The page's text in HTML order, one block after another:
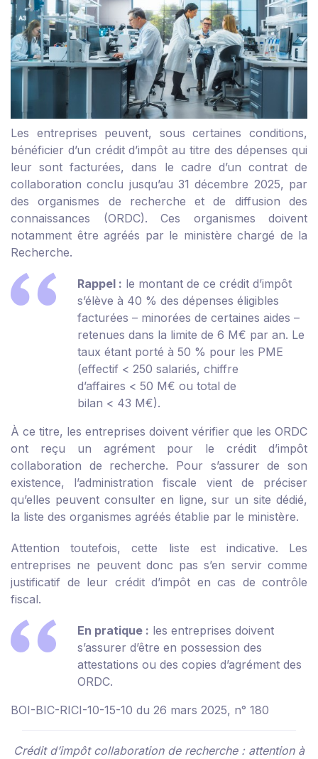
Les entreprises peuvent, sous certaines conditions,
bénéficier d’un crédit d’impôt au titre des dépenses qui
leur sont facturées, dans le cadre d’un contrat de
collaboration conclu jusqu’au 31 décembre 2025, par
des organismes de recherche et de diffusion des
connaissances (ORDC). Ces organismes doivent
notamment être agréés par le ministère chargé de la
Recherche.
Rappel : le montant de ce crédit d’impôt
s’élève à 40 % des dépenses éligibles
facturées – minorées de certaines aides –
retenues dans la limite de 6 M€ par an. Le
taux étant porté à 50 % pour les PME
(effectif < 250 salariés, chiffre
d’affaires < 50 M€ ou total de
bilan < 43 M€).
À ce titre, les entreprises doivent vérifier que les ORDC
ont reçu un agrément pour le crédit d’impôt
collaboration de recherche. Pour s’assurer de son
existence, l’administration fiscale vient de préciser
qu’elles peuvent consulter en ligne, sur unsite dédié,
la liste des organismes agréés établie par le ministère.
Attention toutefois, cette liste est indicative. Les
entreprises ne peuvent donc pas s’en servir comme
justificatif de leur crédit d’impôt en cas de contrôle
fiscal.
En pratique : les entreprises doivent
s’assurer d’être en possession des
attestations ou des copies d’agrément des
ORDC.
BOI-BIC-RICI-10-15-10 du 26 mars 2025, n° 180
Crédit d’impôt collaboration de recherche : attention à